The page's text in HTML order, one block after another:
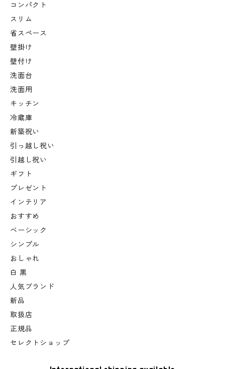
コンパクト
スリム
省スペース
壁掛け
壁付け
洗面台
洗面用
キッチン
冷蔵庫
新築祝い
引っ越し祝い
引越し祝い
ギフト
プレゼント
インテリア
おすすめ
ベーシック
シンプル
おしゃれ
白 黒
人気ブランド
新品
取扱店
正規品
セレクトショップ